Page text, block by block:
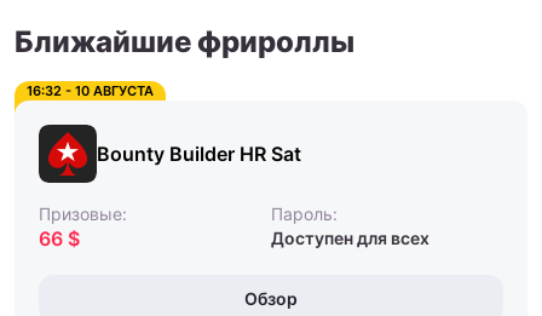
Ближайшие фрироллы
16:32 - 10 АВГУСТА
Bounty Builder HR Sat
Призовые:
66 $
Пароль:
Доступен для всех
Обзор